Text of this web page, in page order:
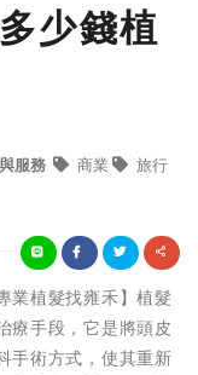
少錢植
服務 商業 旅行
業植髮找雍禾】植髮
療手段，它是將頭皮
手術方式，使其重新